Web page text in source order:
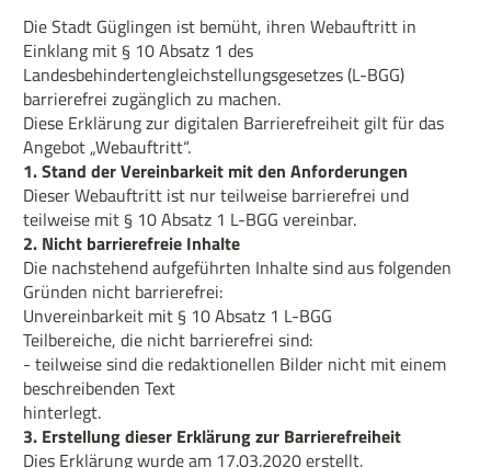
Die Stadt Güglingen ist bemüht, ihren Webauftritt in
Einklang mit § 10 Absatz 1 des
Landesbehindertengleichstellungsgesetzes (L-BGG)
barrierefrei zugänglich zu machen.
Diese Erklärung zur digitalen Barrierefreiheit gilt für das
Angebot „Webauftritt“.
1. Stand der Vereinbarkeit mit den Anforderungen
Dieser Webauftritt ist nur teilweise barrierefrei und
teilweise mit § 10 Absatz 1 L-BGG vereinbar.
2. Nicht barrierefreie Inhalte
Die nachstehend aufgeführten Inhalte sind aus folgenden
Gründen nicht barrierefrei:
Unvereinbarkeit mit § 10 Absatz 1 L-BGG
Teilbereiche, die nicht barrierefrei sind:
- teilweise sind die redaktionellen Bilder nicht mit einem
beschreibenden Text
hinterlegt.
3. Erstellung dieser Erklärung zur Barrierefreiheit
Dies Erklärung wurde am 17.03.2020 erstellt.